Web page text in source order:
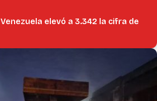
Venezuela elevó a 3.342 la cifra de